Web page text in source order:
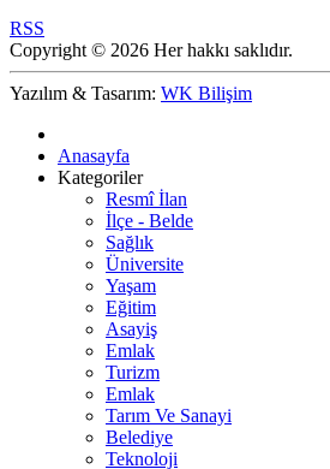
RSS
Copyright © 2026 Her hakkı saklıdır.
Yazılım & Tasarım: WK Bilişim
Anasayfa
Kategoriler
Resmî İlan
İlçe - Belde
Sağlık
Üniversite
Yaşam
Eğitim
Asayiş
Emlak
Turizm
Emlak
Tarım Ve Sanayi
Belediye
Teknoloji